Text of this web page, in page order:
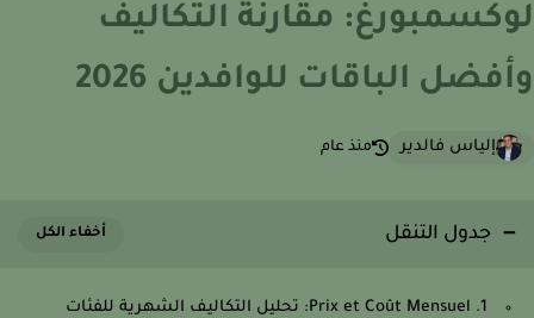
مقارنة التكاليف
الباقات للوافدين 2026
إلياس فالدير منذ عام
جدول التنقل
1. Prix et Coût Mensuel: تحليل التكاليف الشهرية للفئات